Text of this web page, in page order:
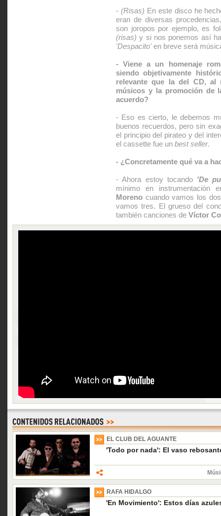
- (Risas) En este disco he
eran de diversas
son joropos por ejemplo, es
(risas) y si nos ponemos así
'Despacito' en breve será
- Viene a un homenaje
siendo objetivamente
relevante que la del CD, al
músicos y la promoción de
acuerdo?
- Eso es cierto, le debemos
buenos recuerdos, pero sin
el principio del pirateo y del
el cassette fue un best seller.
- ¿Concretamente qué va a
- Ahora estoy tocando 'De
mínimo en
Moreno cuando vamos los
vamos tres. El grueso del
también canciones de Víctor
EL CLUB DEL AGUANTE
'Todo por nada': El vaso
RAFA HIDALGO
'En Movimiento': Estos días